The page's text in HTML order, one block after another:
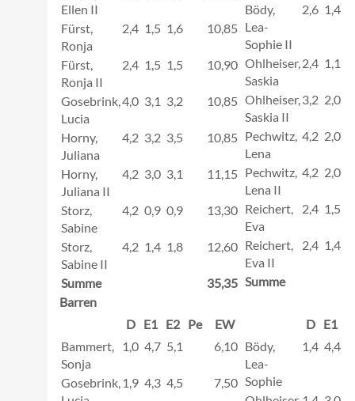
Ellen II
Fürst,
Ronja
2,4 1,5 1,6 10,85
Fürst,
Ronja II
2,4 1,5 1,5 10,90
Gosebrink,
Lucia
4,0 3,1 3,2 10,85
Horny,
Juliana
4,2 3,2 3,5 10,85
Horny,
Juliana II
4,2 3,0 3,1 11,15
Storz,
Sabine
4,2 0,9 0,9 13,30
Storz,
Sabine II
4,2 1,4 1,8 12,60
Summe 35,35
Bödy,
Lea-
Sophie II
2,6 1,4
Ohlheiser,
Saskia
2,4 1,1
Ohlheiser,
Saskia II
3,2 2,0
Pechwitz,
Lena
4,2 2,0
Pechwitz,
Lena II
4,2 2,0
Reichert,
Eva
2,4 1,5
Reichert,
Eva II
2,4 1,4
Summe
Barren
D E1 E2 Pe
EW
Bammert,
Sonja
1,0 4,7 5,1 6,10
Gosebrink, 1,9 4,3 4,5 7,50
D E1
Bödy,
Lea-
Sophie
1,4 4,4